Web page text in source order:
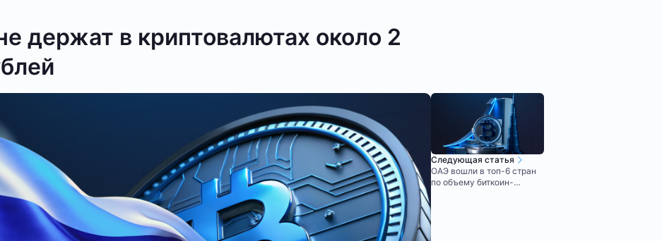
держат в криптовалютах около 2
Следующая статья
ОАЭ вошли в топ-6 стран
по объему биткоин-